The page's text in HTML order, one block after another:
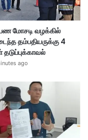
பண மோசடி வழக்கில்
தம்பதியருக்கு 4
தடுப்புக்காவல்
ago